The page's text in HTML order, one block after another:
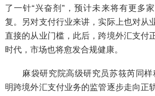
了一针“兴奋剂”，预计未来将有更多
复。另对支付行业来讲，实际上也对从
直接的从业门槛，此后，跨境外汇支付
时代，市场也将愈发合规健康。
麻袋研究院高级研究员苏筱芮同样
明跨境外汇支付业务的监管逐步走向正